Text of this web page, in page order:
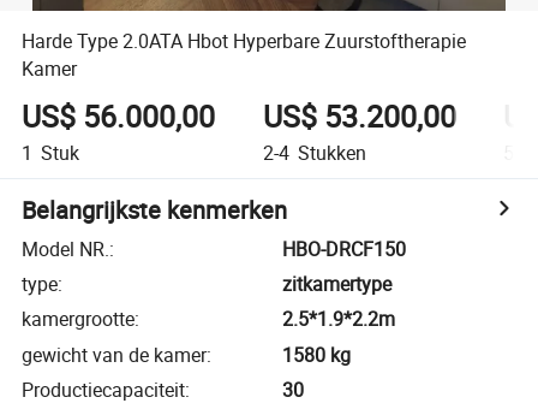
Harde Type 2.0ATA Hbot Hyperbare Zuurstoftherapie
Kamer
US$ 56.000,00
1 Stuk
US$ 53.200,00
2-4 Stukken
Belangrijkste kenmerken
Model NR.:
HBO-DRCF150
type:
zitkamertype
kamergrootte:
2.5*1.9*2.2m
gewicht van de kamer:
1580 kg
Productiecapaciteit: 30